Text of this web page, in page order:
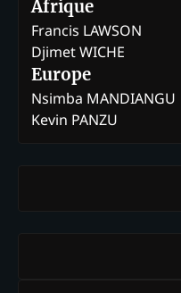
Afrique
Francis LAWSON
Djimet WICHE
Europe
Nsimba MANDIANGU
Kevin PANZU